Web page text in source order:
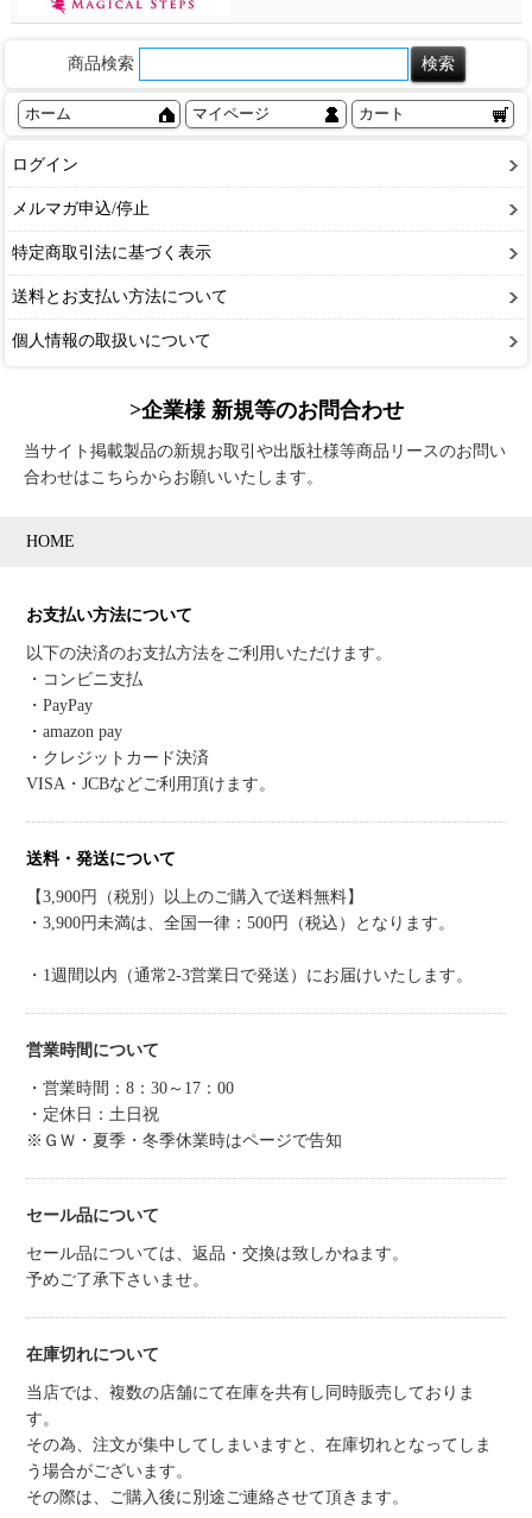
商品検索
ホーム マイページ カート
ログイン
メルマガ申込/停止
特定商取引法に基づく表示
送料とお支払い方法について
個人情報の取扱いについて
>企業様 新規等のお問合わせ
当サイト掲載製品の新規お取引や出版社様等商品リースのお問い
合わせはこちらからお願いいたします。
HOME
お支払い方法について
以下の決済のお支払方法をご利用いただけます。
・コンビニ支払
・PayPay
・amazon pay
・クレジットカード決済
VISA・JCBなどご利用頂けます。
送料・発送について
【3,900円（税別）以上のご購入で送料無料】
・3,900円未満は、全国一律：500円（税込）となります。
・1週間以内（通常2-3営業日で発送）にお届けいたします。
営業時間について
・営業時間：8：30～17：00
・定休日：土日祝
※ＧＷ・夏季・冬季休業時はページで告知
セール品について
セール品については、返品・交換は致しかねます。
予めご了承下さいませ。
在庫切れについて
当店では、複数の店舗にて在庫を共有し同時販売しておりま
す。
その為、注文が集中してしまいますと、在庫切れとなってしま
う場合がございます。
その際は、ご購入後に別途ご連絡させて頂きます。